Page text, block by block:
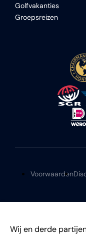
Wij en derde
Golfvakanties
Groepsreizen
Voorwaarden